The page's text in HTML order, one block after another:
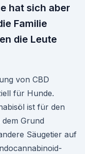
hat sich aber
Familie
die Leute
von CBD
für Hunde.
ist für den
Grund
Säugetier auf